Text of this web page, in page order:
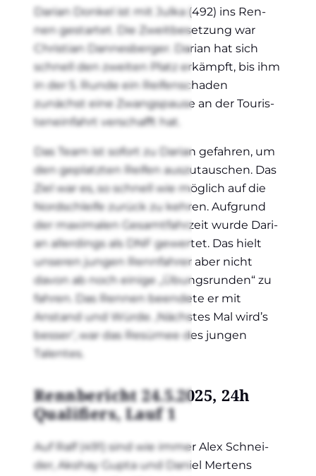
Dari­an Don­kel ist mit Jul­ka (492) ins Ren­
nen gestar­tet. Die Zweit­be­set­zung war
Chris­ti­an Dan­nes­ber­ger. Dari­an hat sich
schnell den zwei­ten Platz erkämpft, bis ihm
in der 5. Run­de ein Rei­fen­scha­den
zunächst eine Zwangs­pau­se an der Tou­ris­
ten­ein­fahrt ver­schafft hat.
Das Team ist sofort zu Dari­an gefah­ren, um
den geplatz­ten Rei­fen aus­zu­tau­schen. Das
Ziel war es, so schnell wie mög­lich auf die
Nord­schlei­fe zurück zu keh­ren. Auf­grund
der maxi­ma­len Gesamt­fahr­zeit wur­de Dari­
an aller­dings als DNF gewer­tet. Das hielt
unse­ren jun­gen Renn­fah­rer aber nicht
davon ab noch eini­ge „Übungs­run­den“ zu
fah­ren. Das Ren­nen been­de­te er mit
Anstand und Wür­de. ‚Nächs­tes Mal wird’s
bes­ser‘, war das Resü­mee des jun­gen
Talen­tes.
Renn­be­richt 24.5.2025, 24h
Qua­li­fiers, Lauf 1
Auf Ralf (491) sind wie immer Alex Schnei­
der, Aks­hay Gupta und Dani­el Mer­tens